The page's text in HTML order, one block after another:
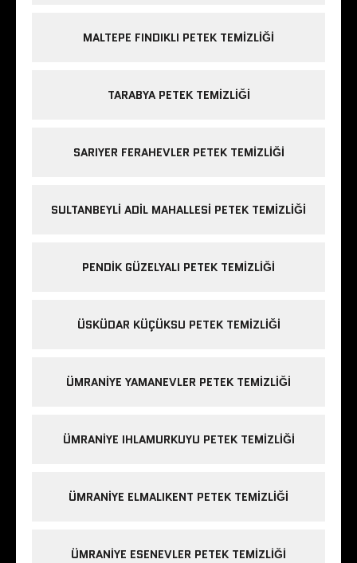
MALTEPE FINDIKLI PETEK TEMIZLIĞI
TARABYA PETEK TEMIZLIĞI
SARIYER FERAHEVLER PETEK TEMIZLIĞI
SULTANBEYLI ADIL MAHALLESI PETEK TEMIZLIĞI
PENDIK GÜZELYALI PETEK TEMIZLIĞI
ÜSKÜDAR KÜÇÜKSU PETEK TEMIZLIĞI
ÜMRANIYE YAMANEVLER PETEK TEMIZLIĞI
ÜMRANIYE IHLAMURKUYU PETEK TEMIZLIĞI
ÜMRANIYE ELMALIKENT PETEK TEMIZLIĞI
ÜMRANIYE ESENEVLER PETEK TEMIZLIĞI